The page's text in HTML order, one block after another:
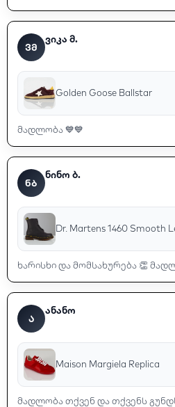
ᲕᲛ
ვიკა მ.
Golden Goose Ballstar
მადლობა 💙💙
ᲜᲑ
ნინო ბ.
Dr. Martens 1460 Smooth
ხარისხი და მომსახურება 👏
Ა
ანანო
Maison Margiela Replica
მადლობა თქვენ და თქვენს